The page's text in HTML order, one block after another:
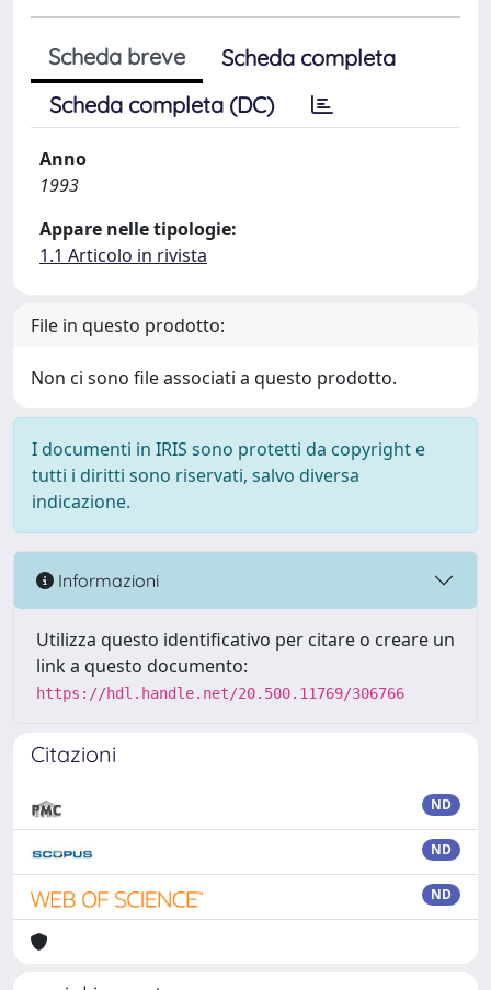
Scheda breve
Scheda completa
Scheda completa (DC)
Anno
1993
Appare nelle tipologie:
1.1 Articolo in rivista
File in questo prodotto:
Non ci sono file associati a questo prodotto.
I documenti in IRIS sono protetti da copyright e
tutti i diritti sono riservati, salvo diversa
indicazione.
Informazioni
Utilizza questo identificativo per citare o creare un
link a questo documento:
https://hdl.handle.net/20.500.11769/306766
Citazioni
ND
ND
ND